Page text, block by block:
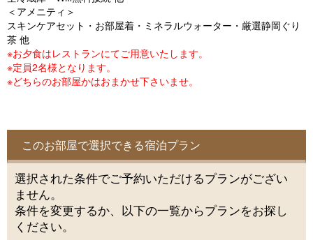
＜アメニティ＞
スキンケアセット・お部屋着・ミネラルウォーター・厳選静岡ぐり
茶 他
※お夕食はレストランにてご用意いたします。
※定員2名様となります。
※どちらのお部屋かはおまかせ下さいませ。
このお部屋で選択できる宿泊プラン
選択された条件でご予約いただけるプランがござい
ません。
条件を変更するか、以下の一覧からプランをお探し
ください。